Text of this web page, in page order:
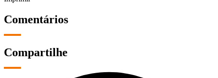
Comentários
Compartilhe